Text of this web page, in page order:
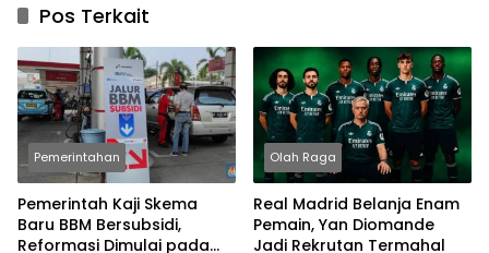
Pos Terkait
Pemerintahan
Pemerintah Kaji Skema
Baru BBM Bersubsidi,
Reformasi Dimulai pada
Olah Raga
Real Madrid Belanja Enam
Pemain, Yan Diomande
Jadi Rekrutan Termahal